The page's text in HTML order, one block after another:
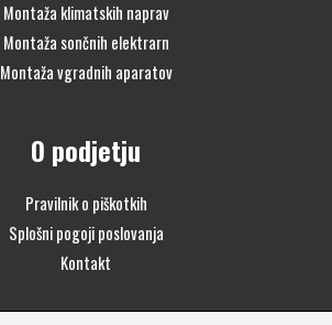
Montaža klimatskih naprav
Montaža sončnih elektrarn
Montaža vgradnih aparatov
O podjetju
Pravilnik o piškotkih
Splošni pogoji poslovanja
Kontakt